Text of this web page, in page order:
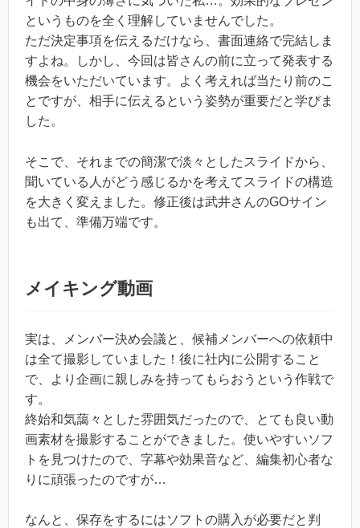
というものを全く理解していませんでした。
ただ決定事項を伝えるだけなら、書面連絡で完結しま
すよね。しかし、今回は皆さんの前に立って発表する
機会をいただいています。よく考えれば当たり前のこ
とですが、相手に伝えるという姿勢が重要だと学びま
した。
そこで、それまでの簡潔で淡々としたスライドから、
聞いている人がどう感じるかを考えてスライドの構造
を大きく変えました。修正後は武井さんのGOサイン
も出て、準備万端です。
メイキング動画
実は、メンバー決め会議と、候補メンバーへの依頼中
は全て撮影していました！後に社内に公開すること
で、より企画に親しみを持ってもらおうという作戦で
す。
終始和気藹々とした雰囲気だったので、とても良い動
画素材を撮影することができました。使いやすいソフ
トを見つけたので、字幕や効果音など、編集初心者な
りに頑張ったのですが…
なんと、保存をするにはソフトの購入が必要だと判